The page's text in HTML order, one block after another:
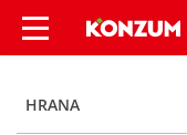
Von
HRANA